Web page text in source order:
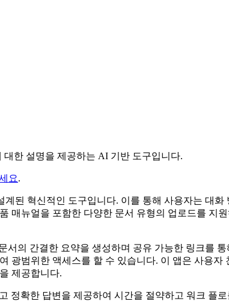
대한 설명을 제공하는 AI 기반 도구입니다.
요.
된 혁신적인 도구입니다. 이를 통해 사용자는 대
매뉴얼을 포함한 다양한 문서 유형의 업로드를 지
서의 간결한 요약을 생성하며 공유 가능한 링크를
광범위한 액세스를 할 수 있습니다. 이 앱은 사용
제공합니다.
정확한 답변을 제공하여 시간을 절약하고 워크 플